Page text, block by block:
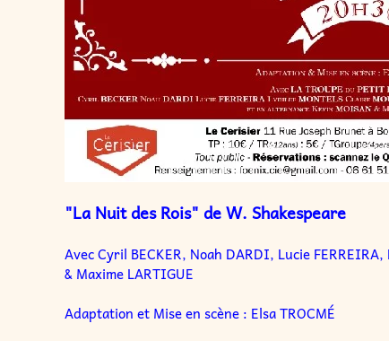
"La Nuit des Rois" de W. Shakespeare
Avec Cyril BECKER, Noah DARDI, Lucie
& Maxime LARTIGUE
Adaptation et Mise en scène : Elsa TROCMÉ